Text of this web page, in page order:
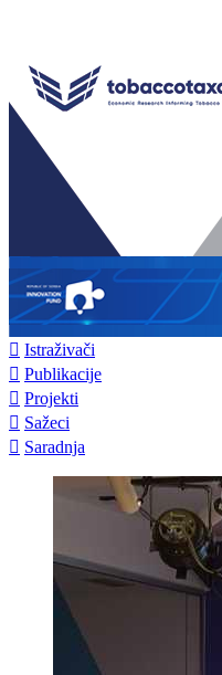
 Istraživači
 Publikacije
 Projekti
 Sažeci
 Saradnja